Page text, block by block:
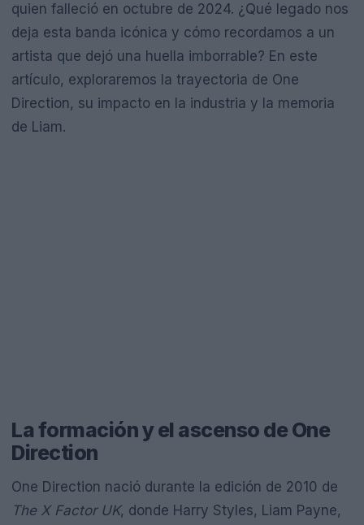
quien falleció en octubre de 2024. ¿Qué legado nos
deja esta banda icónica y cómo recordamos a un
artista que dejó una huella imborrable? En este
artículo, exploraremos la trayectoria de One
Direction, su impacto en la industria y la memoria
de Liam.
La formación y el ascenso de One
Direction
One Direction nació durante la edición de 2010 de
The X Factor UK, donde Harry Styles, Liam Payne,